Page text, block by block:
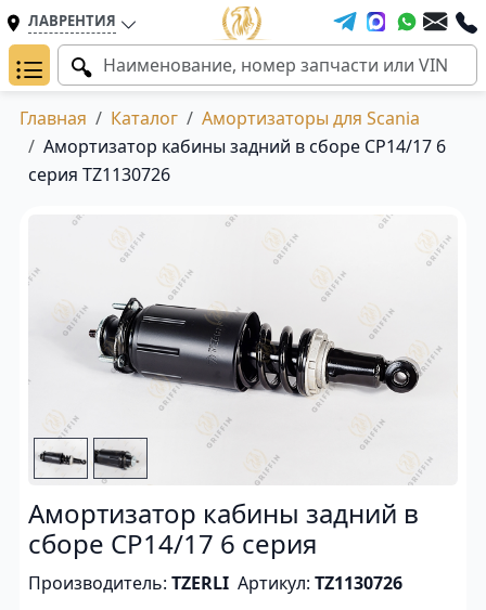
ЛАВРЕНТИЯ
Главная Каталог
Амортизаторы для Scania
Амортизатор кабины задний в сборе CP14/17 6
серия TZ1130726
Амортизатор кабины задний в
сборе CP14/17 6 серия
Производитель: TZERLI Артикул: TZ1130726